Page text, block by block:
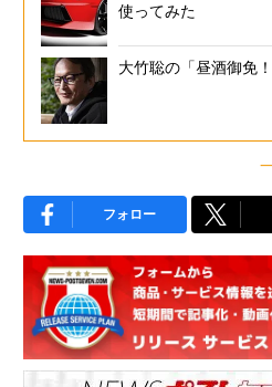
使ってみた
大竹聡の「昼酒御免！
フォロー